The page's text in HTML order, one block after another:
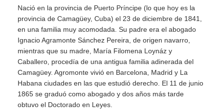
Nació en la provincia de Puerto Príncipe (lo que hoy es la
provincia de Camagüey, Cuba) el 23 de diciembre de 1841,
en una familia muy acomodada. Su padre era el abogado
Ignacio Agramonte Sánchez Pereira, de origen navarro,
mientras que su madre, María Filomena Loynáz y
Caballero, procedía de una antigua familia adinerada del
Camagüey. Agromonte vivió en Barcelona, Madrid y La
Habana ciudades en las que estudió derecho. El 11 de junio
1865 se graduó como abogado y dos años más tarde
obtuvo el Doctorado en Leyes.